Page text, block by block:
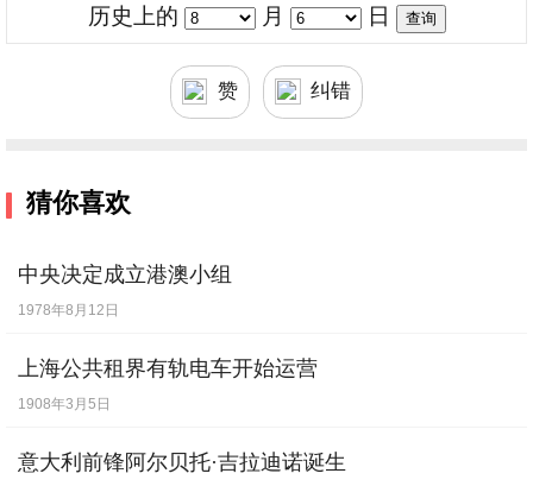
深刻的印象。
事故发生后，汉城当局和部队共出动了20余
到32具尸体，约有20人受伤。
金泳三总统得知情况后说，这简直令人难以
置信。他悲痛地向死难者表示悼念，并指示
一定要查明事故原因，追究责任。今天下
午，汉城市市长已被免职。韩国总理也就此
事故向国民道歉并向总统递交了辞呈。
历史上的 月 日
赞 纠错
猜你喜欢
中央决定成立港澳小组
1978年8月12日
上海公共租界有轨电车开始运营
1908年3月5日
意大利前锋阿尔贝托·吉拉迪诺诞生